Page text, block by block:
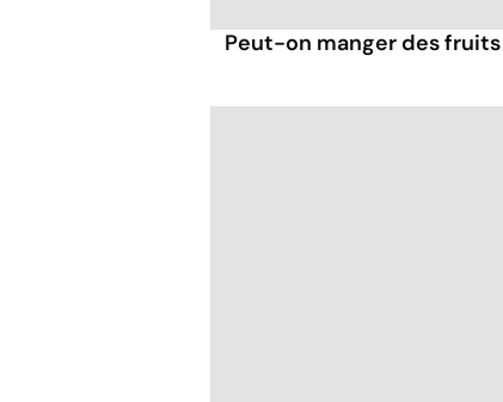
Peut-on manger des fruits